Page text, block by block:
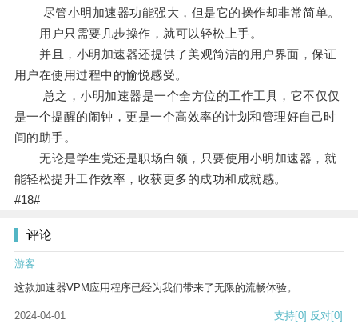
尽管小明加速器功能强大，但是它的操作却非常简单。
用户只需要几步操作，就可以轻松上手。
并且，小明加速器还提供了美观简洁的用户界面，保证
用户在使用过程中的愉悦感受。
总之，小明加速器是一个全方位的工作工具，它不仅仅
是一个提醒的闹钟，更是一个高效率的计划和管理好自己时
间的助手。
无论是学生党还是职场白领，只要使用小明加速器，就
能轻松提升工作效率，收获更多的成功和成就感。
#18#
评论
游客
这款加速器VPM应用程序已经为我们带来了无限的流畅体验。
2024-04-01 支持[0] 反对[0]